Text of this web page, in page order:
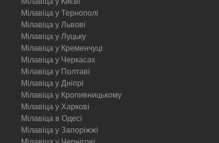
Мілавіца у Тернополі
Мілавіца у Львові
Мілавіца у Луцьку
Мілавіца у Кременчуці
Мілавіца у Черкасах
Мілавіца у Полтаві
Мілавіца у Дніпрі
Мілавіца у Кропивницькому
Мілавіца у Харкові
Мілавіца в Одесі
Мілавіца у Запоріжжі